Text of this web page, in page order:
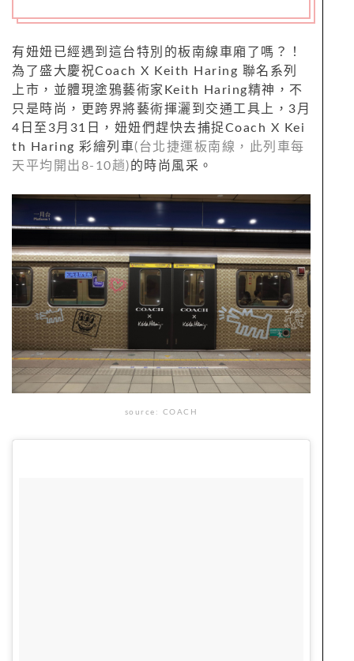
有妞妞已經遇到這台特別的板南線車廂了嗎？！
為了盛大慶祝Coach X Keith Haring 聯名系列
上市，並體現塗鴉藝術家Keith Haring精神，不
只是時尚，更跨界將藝術揮灑到交通工具上，3月
4日至3月31日，妞妞們趕快去捕捉Coach X Kei
th Haring 彩繪列車(台北捷運板南線，此列車每
天平均開出8-10趟) 的時尚風采。
source: COACH